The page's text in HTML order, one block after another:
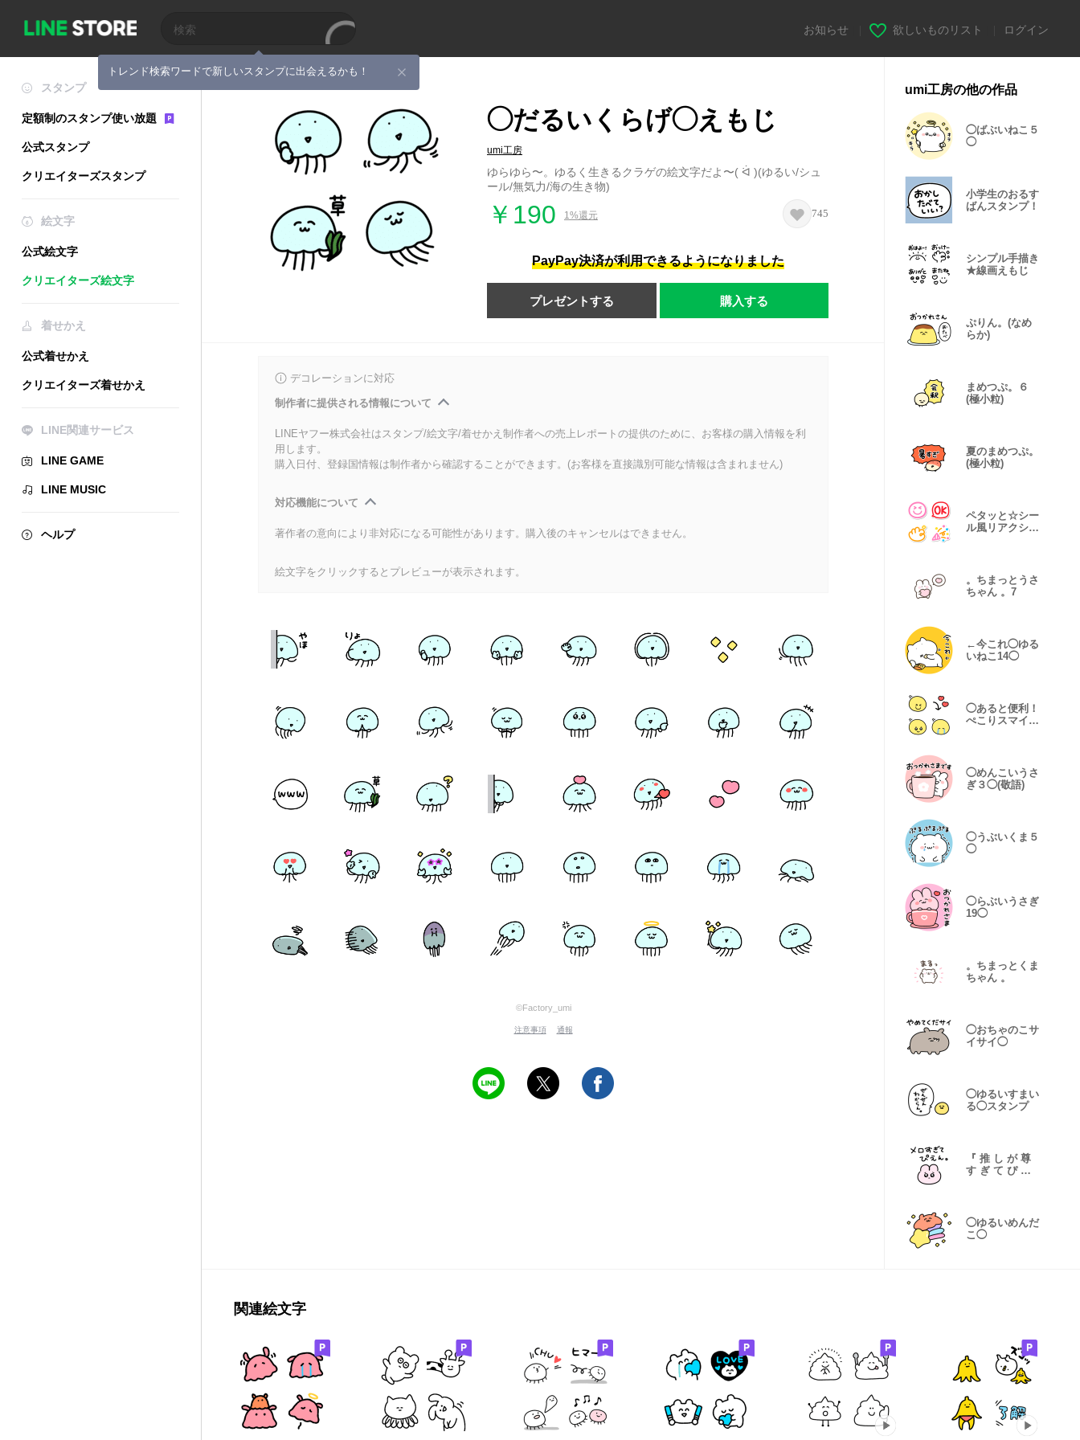
トレンド検索ワードで新しいスタンプに出会えるかも！
お知らせ 欲しいものリスト ログイン
スタンプ
定額制のスタンプ使い放題
公式スタンプ
クリエイターズスタンプ
絵文字
公式絵文字
クリエイターズ絵文字
着せかえ
公式着せかえ
クリエイターズ着せかえ
LINE関連サービス
LINE GAME
LINE MUSIC
ヘルプ
◯だるいくらげ◯えもじ
umi工房
ゆらゆら〜。ゆるく生きるクラゲの絵文字だよ〜( ᐛ )(ゆるい/シュ
ール/無気力/海の生き物)
￥190 1%還元 745
PayPay決済が利用できるようになりました
プレゼントする 購入する
デコレーションに対応
制作者に提供される情報について
LINEヤフー株式会社はスタンプ/絵文字/着せかえ制作者への売上レポートの提供のために、お客様の購入情報を利
用します。
購入日付、登録国情報は制作者から確認することができます。(お客様を直接識別可能な情報は含まれません)
対応機能について
著作者の意向により非対応になる可能性があります。購入後のキャンセルはできません。
絵文字をクリックするとプレビューが表示されます。
©Factory_umi
注意事項 通報
umi工房の他の作品
◯ばぶいねこ５
◯
小学生のおるす
ばんスタンプ！
シンプル手描き
★線画えもじ
ぷりん。(なめ
らか)
まめつぷ。６
(極小粒)
夏のまめつぷ。
(極小粒)
ペタッと☆シー
ル風リアクショ
。ちまっとうさ
ちゃん 。7
←今これ◯ゆる
いねこ14◯
◯あると便利！
ぺこりスマイル
◯めんこいうさ
ぎ３◯(敬語)
◯うぶいくま５
◯
◯らぶいうさぎ
19◯
。ちまっとくま
ちゃん 。
◯おちゃのこサ
イサイ◯
◯ゆるいすまい
る◯スタンプ
『 推 し が 尊
す ぎ て ぴ え
◯ゆるいめんだ
こ◯
関連絵文字